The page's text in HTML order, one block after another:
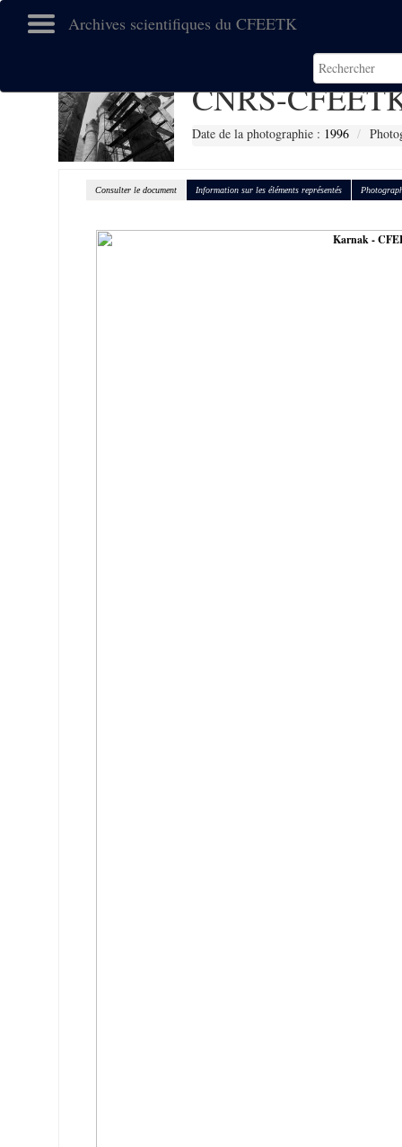
Archives scientifiques du CFEETK
CNRS-
Date de la photographie : 1996
Consulter le document Information sur les éléments représentés